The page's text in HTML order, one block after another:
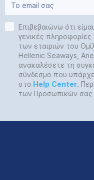
Επιβεβαιώνω ότι
γενικές
των εταιριών του
Hellenic Seaways,
ανακαλέσετε τη
σύνδεσμο που
στο Help Center.
των Προσωπικών σας